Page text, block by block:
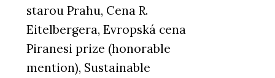
starou Prahu, Cena R.
Eitelbergera, Evropská cena
Piranesi prize (honorable
mention), Sustainable